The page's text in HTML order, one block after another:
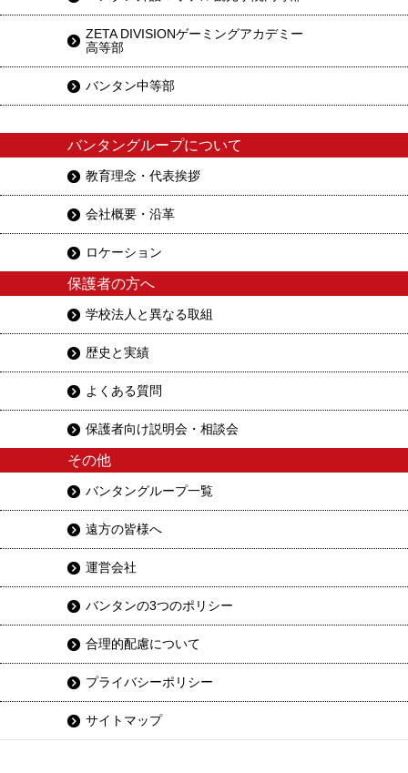
ZETA DIVISIONゲーミングアカデミー
高等部
バンタン中等部
バンタングループについて
教育理念・代表挨拶
会社概要・沿革
ロケーション
保護者の方へ
学校法人と異なる取組
歴史と実績
よくある質問
保護者向け説明会・相談会
その他
バンタングループ一覧
遠方の皆様へ
運営会社
バンタンの3つのポリシー
合理的配慮について
プライバシーポリシー
サイトマップ